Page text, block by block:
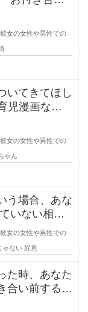
女の女性や男性での
いてきてほし
児漫画など
女の女性や男性での
ゃん
う場合、あな
女の女性や男性での
ゃない 好意
た時、あなた
合い前する段